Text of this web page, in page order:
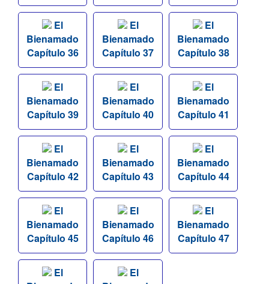
El
Bienamado
Capítulo 36
El
Bienamado
Capítulo 37
El
Bienamado
Capítulo 38
El
Bienamado
Capítulo 39
El
Bienamado
Capítulo 40
El
Bienamado
Capítulo 41
El
Bienamado
Capítulo 42
El
Bienamado
Capítulo 43
El
Bienamado
Capítulo 44
El
Bienamado
Capítulo 45
El
Bienamado
Capítulo 46
El
Bienamado
Capítulo 47
El
El